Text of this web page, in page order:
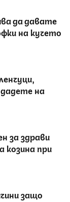
да давате
на кучето
на
за здрави
козина при
защо